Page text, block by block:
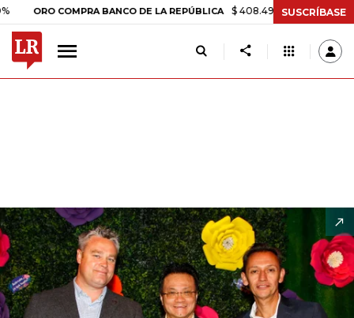
COMPRA BANCO DE LA REPÚBLICA $ 408.498,97 +$ 8.753,81 +2,19%
SUSCRÍBASE